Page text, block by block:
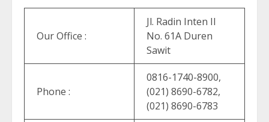
Our Office :
Jl. Radin Inten II
No. 61A Duren
Sawit
Phone :
0816-1740-8900,
(021) 8690-6782,
(021) 8690-6783